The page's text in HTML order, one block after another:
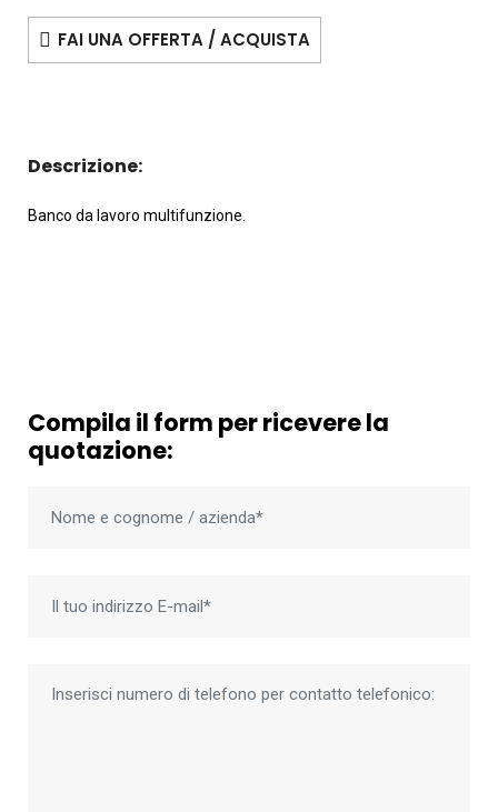
FAI UNA OFFERTA / ACQUISTA
Descrizione:
Banco da lavoro multifunzione.
Compila il form per ricevere la
quotazione: